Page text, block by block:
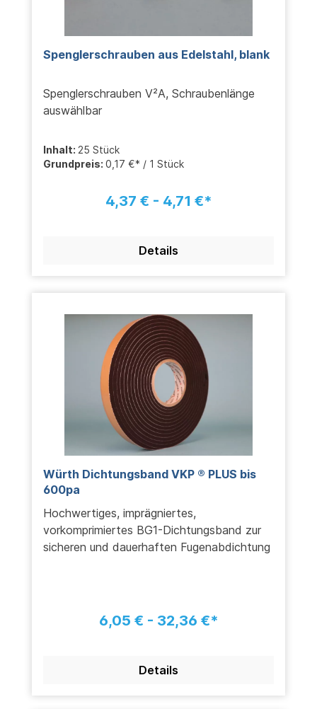
Spenglerschrauben aus Edelstahl, blank
Spenglerschrauben V²A, Schraubenlänge
auswählbar
Inhalt: 25 Stück
Grundpreis: 0,17 €* / 1 Stück
4,37 € - 4,71 €*
Details
Würth Dichtungsband VKP ® PLUS bis
600pa
Hochwertiges, imprägniertes,
vorkomprimiertes BG1-Dichtungsband zur
sicheren und dauerhaften Fugenabdichtung
6,05 € - 32,36 €*
Details